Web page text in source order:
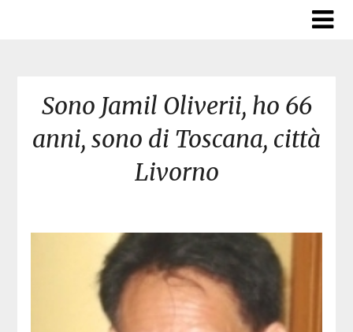
Sono Jamil Oliverii, ho 66
anni, sono di Toscana, città
Livorno